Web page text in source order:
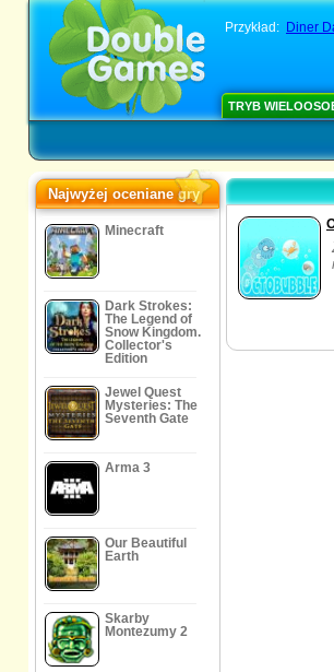
Przykład: Diner
TRYB
Najwyżej oceniane gry
Minecraft
Dark Strokes:
The Legend of
Snow Kingdom.
Collector's
Edition
Jewel Quest
Mysteries: The
Seventh Gate
Arma 3
Our Beautiful
Earth
Skarby
Montezumy 2